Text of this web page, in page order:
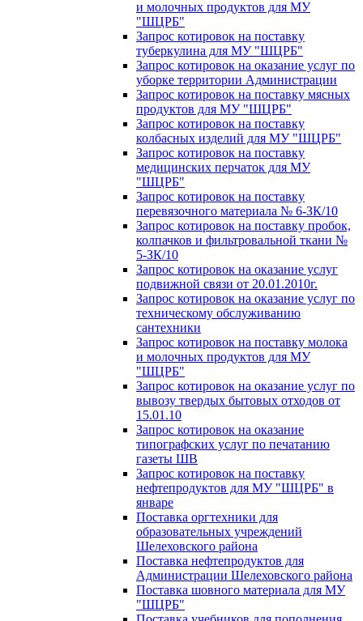
и молочных продуктов для МУ
"ШЦРБ"
Запрос котировок на поставку
туберкулина для МУ "ШЦРБ"
Запрос котировок на оказание услуг по
уборке территории Администрации
Запрос котировок на поставку мясных
продуктов для МУ "ШЦРБ"
Запрос котировок на поставку
колбасных изделий для МУ "ШЦРБ"
Запрос котировок на поставку
медицинских перчаток для МУ
"ШЦРБ"
Запрос котировок на поставку
перевязочного материала № 6-ЗК/10
Запрос котировок на поставку пробок,
колпачков и фильтровальной ткани №
5-ЗК/10
Запрос котировок на оказание услуг
подвижной связи от 20.01.2010г.
Запрос котировок на оказание услуг по
техническому обслуживанию
сантехники
Запрос котировок на поставку молока
и молочных продуктов для МУ
"ШЦРБ"
Запрос котировок на оказание услуг по
вывозу твердых бытовых отходов от
15.01.10
Запрос котировок на оказание
типографских услуг по печатанию
газеты ШВ
Запрос котировок на поставку
нефтепродуктов для МУ "ШЦРБ" в
январе
Поставка оргтехники для
образовательных учреждений
Шелеховского района
Поставка нефтепродуктов для
Администрации Шелеховского района
Поставка шовного материала для МУ
"ШЦРБ"